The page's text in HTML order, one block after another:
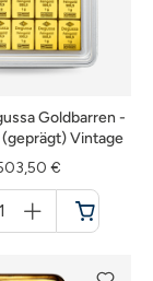
Goldbarren -
Vintage
€